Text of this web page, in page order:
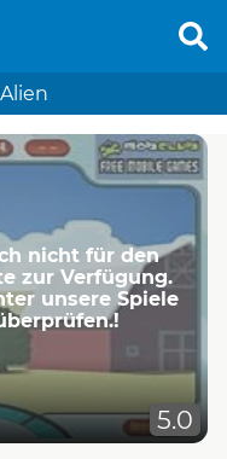
Alien
nicht für den
zur Verfügung.
unsere Spiele
5.0